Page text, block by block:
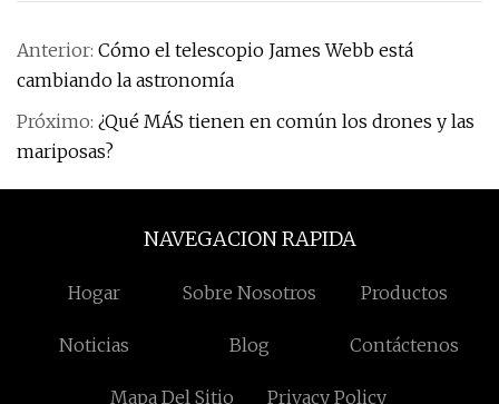
Anterior: Cómo el telescopio James Webb está
cambiando la astronomía
Próximo: ¿Qué MÁS tienen en común los drones y las
mariposas?
NAVEGACION RAPIDA
Hogar Sobre Nosotros Productos
Noticias Blog Contáctenos
Mapa Del Sitio Privacy Policy